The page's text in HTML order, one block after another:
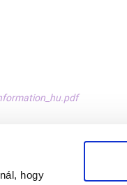
hogy